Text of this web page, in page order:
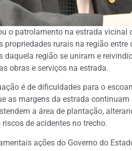
o patrolamento na estrada vicinal
propriedades rurais na região
daquela região se uniram e
obras e serviços na estrada.
é de dificuldades para o
as margens da estrada
a área de plantação,
de acidentes no trecho.
ações do Governo do